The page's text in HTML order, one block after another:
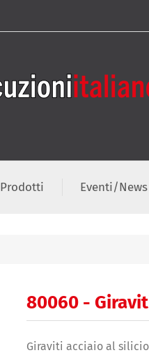
Prodotti Eventi/News
80060 -
Giraviti acciaio al